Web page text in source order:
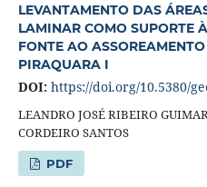
LEVANTAMENTO DAS
LAMINAR COMO SUPORTE
FONTE AO
PIRAQUARA I
DOI: https://doi.org/10.5380/
LEANDRO JOSÉ RIBEIRO
CORDEIRO SANTOS
PDF